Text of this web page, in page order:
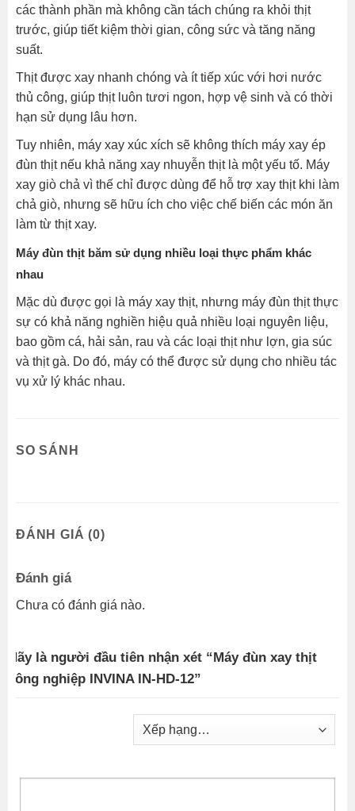
các thành phần mà không cần tách chúng ra khỏi thịt
trước, giúp tiết kiệm thời gian, công sức và tăng năng
suất.
Thịt được xay nhanh chóng và ít tiếp xúc với hơi nước
thủ công, giúp thịt luôn tươi ngon, hợp vệ sinh và có thời
hạn sử dụng lâu hơn.
Tuy nhiên, máy xay xúc xích sẽ không thích máy xay ép
đùn thịt nếu khả năng xay nhuyễn thịt là một yếu tố. Máy
xay giò chả vì thế chỉ được dùng để hỗ trợ xay thịt khi làm
chả giò, nhưng sẽ hữu ích cho việc chế biến các món ăn
làm từ thịt xay.
Máy đùn thịt băm sử dụng nhiều loại thực phẩm khác
nhau
Mặc dù được gọi là máy xay thịt, nhưng máy đùn thịt thực
sự có khả năng nghiền hiệu quả nhiều loại nguyên liệu,
bao gồm cá, hải sản, rau và các loại thịt như lợn, gia súc
và thịt gà. Do đó, máy có thể được sử dụng cho nhiều tác
vụ xử lý khác nhau.
SO SÁNH
ĐÁNH GIÁ (0)
Đánh giá
Chưa có đánh giá nào.
Hãy là người đầu tiên nhận xét “Máy đùn xay thịt
công nghiệp INVINA IN-HD-12”